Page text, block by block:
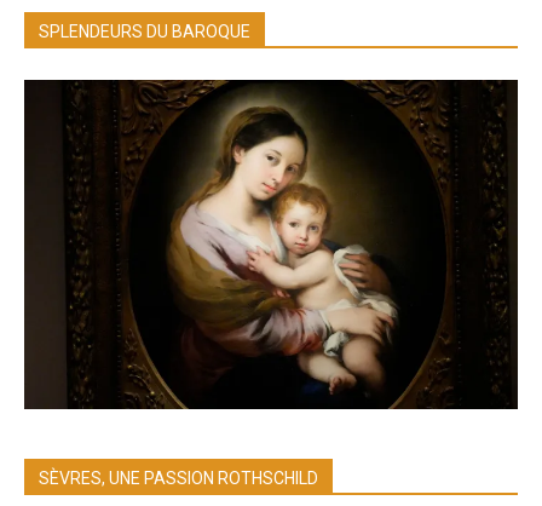
SPLENDEURS DU BAROQUE
SÈVRES, UNE PASSION ROTHSCHILD